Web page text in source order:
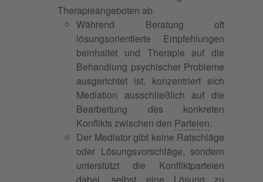
Therapieangeboten ab.
Während Beratung oft
lösungsorientierte Empfehlungen
beinhaltet und Therapie auf die
Behandlung psychischer Probleme
ausgerichtet ist, konzentriert sich
Mediation ausschließlich auf die
Bearbeitung des konkreten
Konflikts zwischen den Parteien.
Der Mediator gibt keine Ratschläge
oder Lösungsvorschläge, sondern
unterstützt die Konfliktparteien